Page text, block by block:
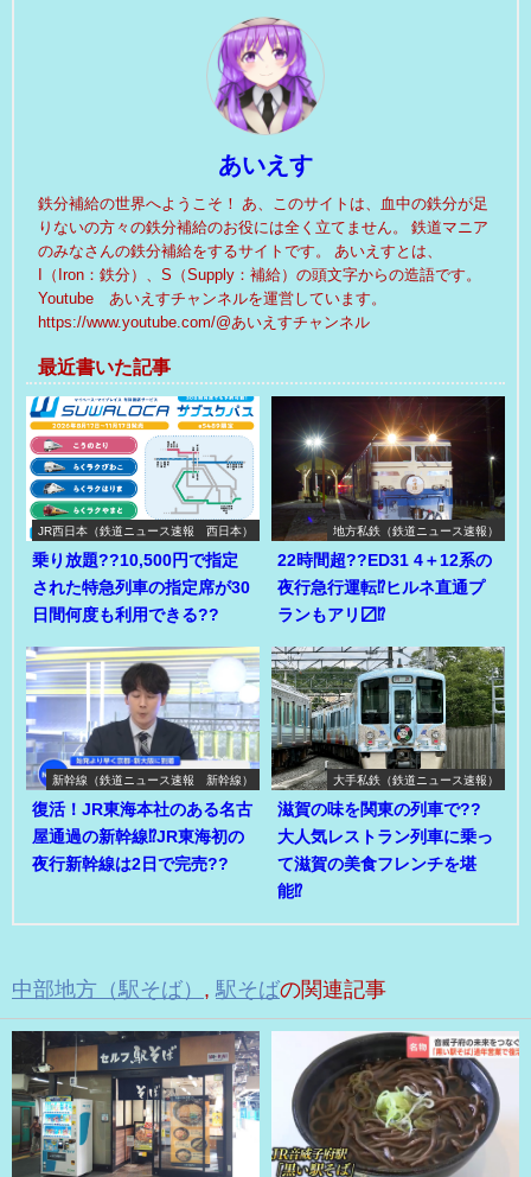
あいえす
鉄分補給の世界へようこそ！ あ、このサイトは、血中の鉄分が足
りないの方々の鉄分補給のお役には全く立てません。 鉄道マニア
のみなさんの鉄分補給をするサイトです。 あいえすとは、
I（Iron：鉄分）、S（Supply：補給）の頭文字からの造語です。
Youtube あいえすチャンネルを運営しています。
https://www.youtube.com/@あいえすチャンネル
最近書いた記事
JR西日本（鉄道ニュース速報 西日本）
乗り放題??10,500円で指定
された特急列車の指定席が30
日間何度も利用できる??
地方私鉄（鉄道ニュース速報）
22時間超??ED31 4＋12系の
夜行急行運転⁉ヒルネ直通プ
ランもアリ〼⁉
新幹線（鉄道ニュース速報 新幹線）
復活！JR東海本社のある名古
屋通過の新幹線⁉JR東海初の
夜行新幹線は2日で完売??
大手私鉄（鉄道ニュース速報）
滋賀の味を関東の列車で??
大人気レストラン列車に乗っ
て滋賀の美食フレンチを堪
能⁉
中部地方（駅そば） , 駅そばの関連記事